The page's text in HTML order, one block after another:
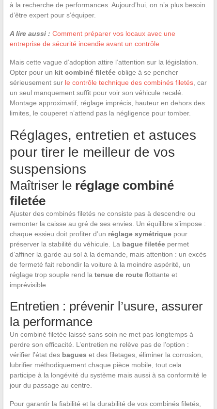
à la recherche de performances. Aujourd’hui, on n’a plus besoin
d’être expert pour s’équiper.
A lire aussi : Comment préparer vos locaux avec une
entreprise de sécurité incendie avant un contrôle
Mais cette vague d’adoption attire l’attention sur la législation.
Opter pour un kit combiné filetéeoblige à se pencher
sérieusement sur le contrôle technique des combinés filetés, car
un seul manquement suffit pour voir son véhicule recalé.
Montage approximatif, réglage imprécis, hauteur en dehors des
limites, le couperet n’attend pas la négligence pour tomber.
Réglages, entretien et astuces
pour tirer le meilleur de vos
suspensions
Maîtriser le réglage combiné
filetée
Ajuster des combinés filetés ne consiste pas à descendre ou
remonter la caisse au gré de ses envies. Un équilibre s’impose :
chaque essieu doit profiter d’un réglage symétriquepour
préserver la stabilité du véhicule. La bague filetéepermet
d’affiner la garde au sol à la demande, mais attention : un excès
de fermeté fait rebondir la voiture à la moindre aspérité, un
réglage trop souple rend la tenue de routeflottante et
imprévisible.
Entretien : prévenir l’usure, assurer
la performance
Un combiné filetée laissé sans soin ne met pas longtemps à
perdre son efficacité. L’entretien ne relève pas de l’option :
vérifier l’état des bagues et des filetages, éliminer la corrosion,
lubrifier méthodiquement chaque pièce mobile, tout cela
participe à la longévité du système mais aussi à sa conformité le
jour du passage au centre.
Pour garantir la fiabilité et la durabilité de vos combinés filetés,